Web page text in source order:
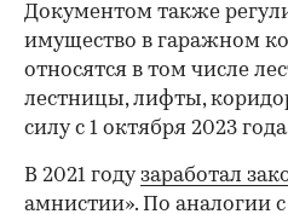
Документом также
имущество в гаражном
относятся в том числе
лестницы, лифты,
силу с 1 октября 2023
В 2021 годузаработал
амнистии». По аналогии